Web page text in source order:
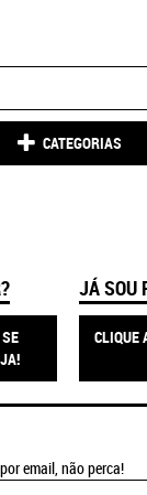
CATEGORIAS
JÁ SOU
CLIQUE
email, não perca!